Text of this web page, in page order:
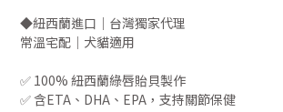
◆紐西蘭進口｜台灣獨家代理
常溫宅配｜犬貓適用
✅ 100% 紐西蘭綠唇貽貝製作
✅ 含ETA、DHA、EPA，支持關節保健